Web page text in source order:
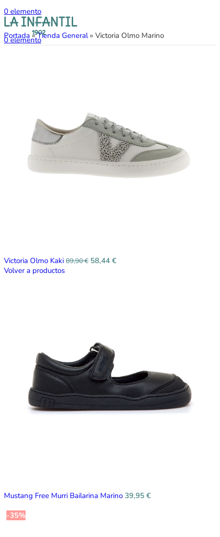
0 elemento
0elemento
Portada »Tienda General» Victoria Olmo Marino
Victoria Olmo Kaki 89,90€ 58,44 €
Volver a productos
Mustang Free Murri Bailarina Marino 39,95 €
-35%